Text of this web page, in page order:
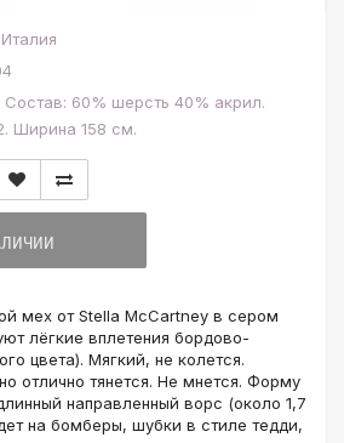
Италия
Состав: 60% шерсть 40% акрил.
Ширина 158 см.
мех от Stella McCartney в сером
лёгкие вплетения бордово-
цвета). Мягкий, не колется.
отлично тянется. Не мнется. Форму
направленный ворс (около 1,7
на бомберы, шубки в стиле тедди,